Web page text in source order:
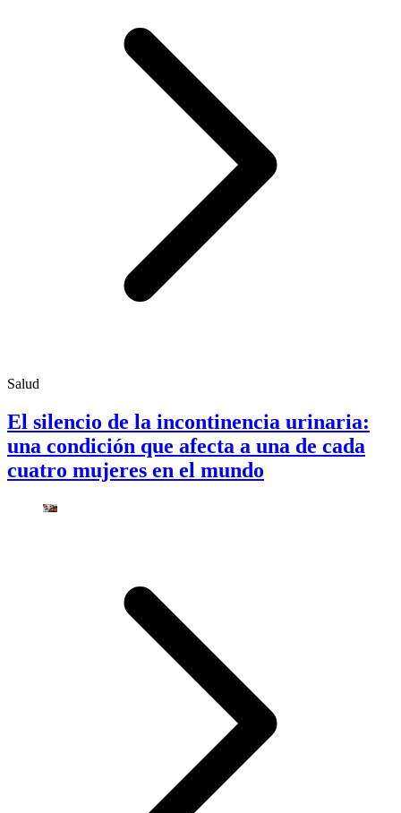
Salud
El silencio de la incontinencia urinaria:
una condición que afecta a una de cada
cuatro mujeres en el mundo